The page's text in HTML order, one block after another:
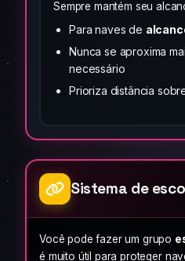
Sempre mantém seu
Para naves de
Nunca se aproxima
necessário
Prioriza distância
Sistema de
Você pode fazer um grupo
é muito útil para proteger